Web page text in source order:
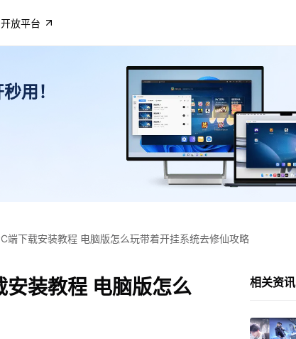
开放平台
用！
端下载安装教程 电脑版怎么玩带着开挂系统去修仙攻略
装教程 电脑版怎么
相关资讯